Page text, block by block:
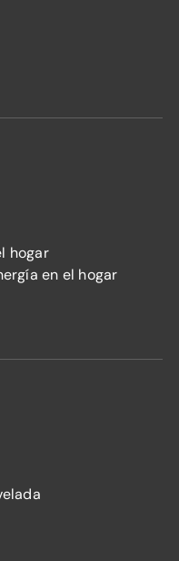
hogar
en el hogar